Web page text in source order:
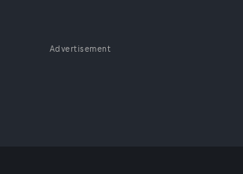
Advertisement